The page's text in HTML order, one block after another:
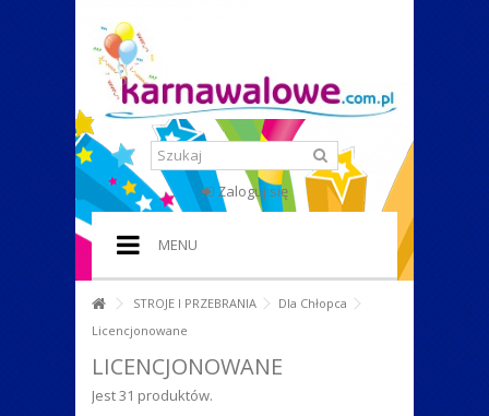
Zaloguj się
MENU
HOME
STROJE I PRZEBRANIA
DODATKI DO STROJU
STROJE I PRZEBRANIA
Dla Chłopca
Licencjonowane
LICENCJONOWANE
Jest 31 produktów.